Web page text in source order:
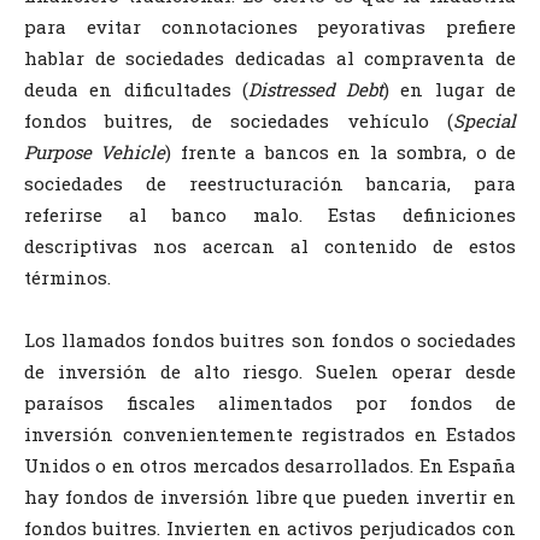
para evitar connotaciones peyorativas prefiere
hablar de sociedades dedicadas al compraventa de
deuda en dificultades (Distressed Debt) en lugar de
fondos buitres, de sociedades vehículo (Special
Purpose Vehicle) frente a bancos en la sombra, o de
sociedades de reestructuración bancaria, para
referirse al banco malo. Estas definiciones
descriptivas nos acercan al contenido de estos
términos.
Los llamados fondos buitres son fondos o sociedades
de inversión de alto riesgo. Suelen operar desde
paraísos fiscales alimentados por fondos de
inversión convenientemente registrados en Estados
Unidos o en otros mercados desarrollados. En España
hay fondos de inversión libre que pueden invertir en
fondos buitres. Invierten en activos perjudicados con